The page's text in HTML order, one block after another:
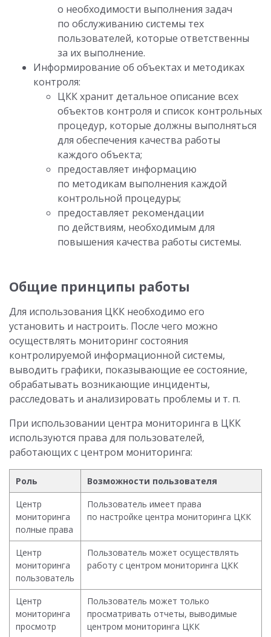
о необходимости выполнения задач
по обслуживанию системы тех
пользователей, которые ответственны
за их выполнение.
Информирование об объектах и методиках
контроля:
ЦКК хранит детальное описание всех
объектов контроля и список контрольных
процедур, которые должны выполняться
для обеспечения качества работы
каждого объекта;
предоставляет информацию
по методикам выполнения каждой
контрольной процедуры;
предоставляет рекомендации
по действиям, необходимым для
повышения качества работы системы.
Общие принципы работы
Для использования ЦКК необходимо его
установить и настроить. После чего можно
осуществлять мониторинг состояния
контролируемой информационной системы,
выводить графики, показывающие ее состояние,
обрабатывать возникающие инциденты,
расследовать и анализировать проблемы и т. п.
При использовании центра мониторинга в ЦКК
используются права для пользователей,
работающих с центром мониторинга:
Роль
Возможности пользователя
Центр
мониторинга
полные права
Пользователь имеет права
по настройке центра мониторинга ЦКК
Центр
мониторинга
пользователь
Пользователь может осуществлять
работу с центром мониторинга ЦКК
Центр
мониторинга
просмотр
Пользователь может только
просматривать отчеты, выводимые
центром мониторинга ЦКК